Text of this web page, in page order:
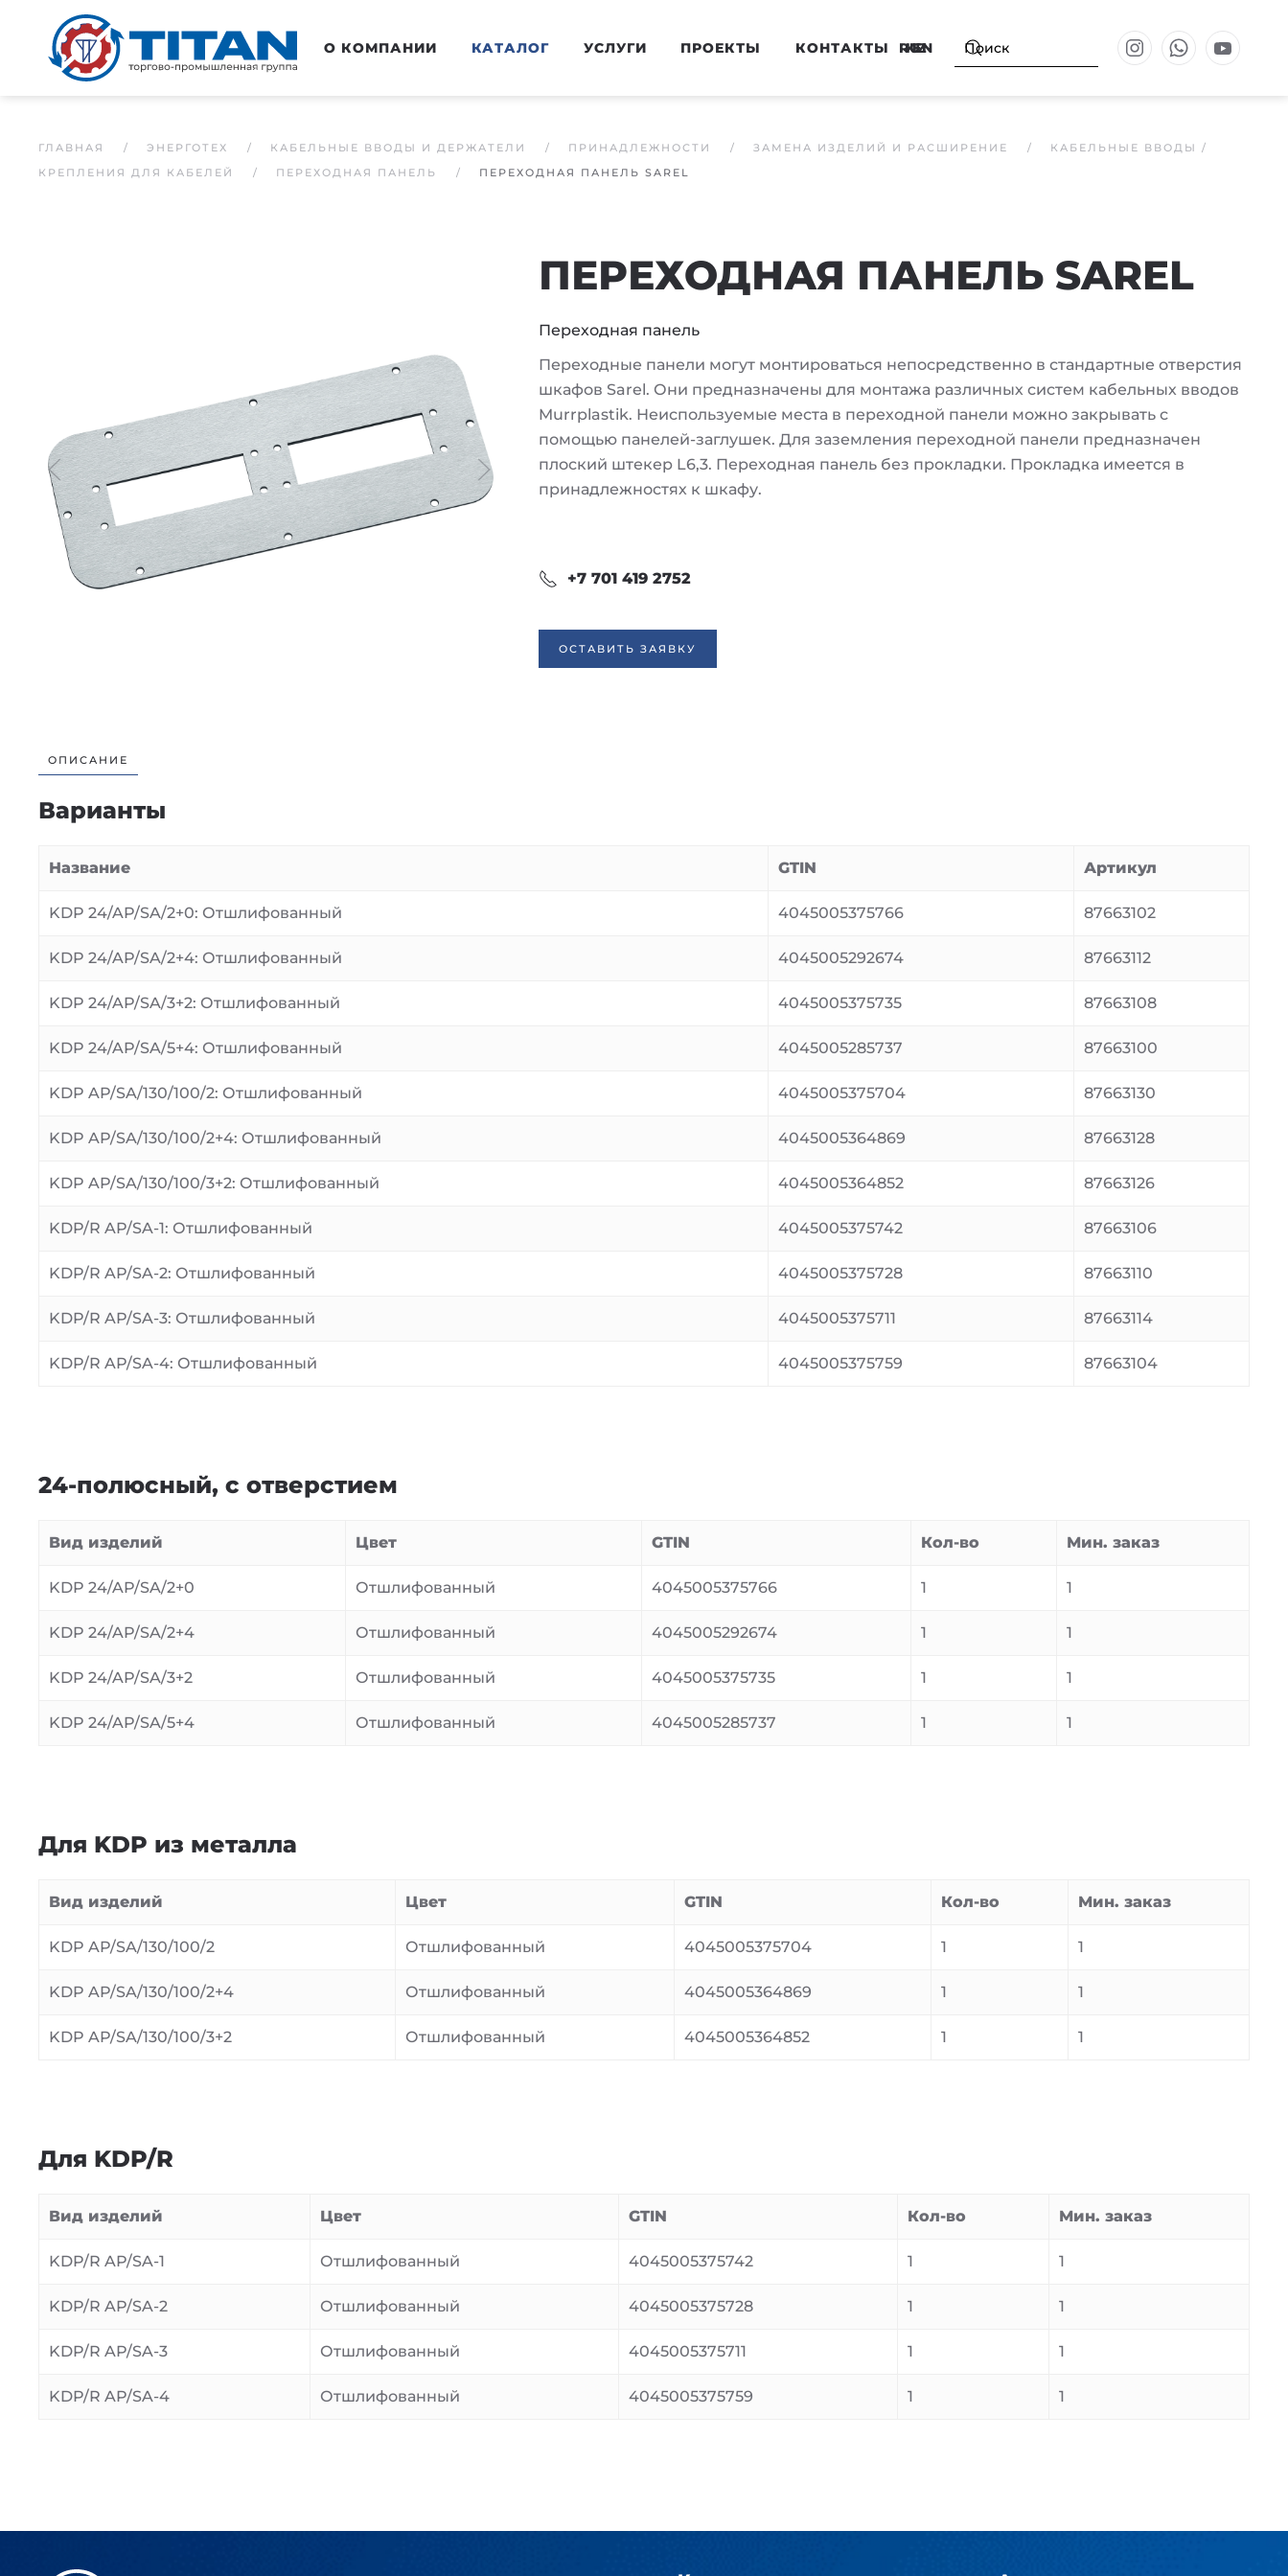
Перейти к основному содержанию О КОМПАНИИ КАТАЛОГ УСЛУГИ ПРОЕКТЫ КОНТАКТЫ RU
KZ
EN
ГЛАВНАЯ ЭНЕРГОТЕХ КАБЕЛЬНЫЕ ВВОДЫ И ДЕРЖАТЕЛИ ПРИНАДЛЕЖНОСТИ ЗАМЕНА ИЗДЕЛИЙ И РАСШИРЕНИЕ
КАБЕЛЬНЫЕ ВВОДЫ /
КРЕПЛЕНИЯ ДЛЯ КАБЕЛЕЙ
ПЕРЕХОДНАЯ ПАНЕЛЬ ПЕРЕХОДНАЯ ПАНЕЛЬ SAREL
ПЕРЕХОДНАЯ ПАНЕЛЬ SAREL
Переходная панель
Переходные панели могут монтироваться непосредственно в стандартные отверстия
шкафов Sarel. Они предназначены для монтажа различных систем кабельных вводов
Murrplastik. Неиспользуемые места в переходной панели можно закрывать с
помощью панелей-заглушек. Для заземления переходной панели предназначен
плоский штекер L6,3. Переходная панель без прокладки. Прокладка имеется в
принадлежностях к шкафу.
+7 701 419 2752
ОСТАВИТЬ ЗАЯВКУ
ОПИСАНИЕ
Варианты
Название GTIN Артикул
KDP 24/AP/SA/2+0: Отшлифованный 4045005375766 87663102
KDP 24/AP/SA/2+4: Отшлифованный 4045005292674 87663112
KDP 24/AP/SA/3+2: Отшлифованный 4045005375735 87663108
KDP 24/AP/SA/5+4: Отшлифованный 4045005285737 87663100
KDP AP/SA/130/100/2: Отшлифованный 4045005375704 87663130
KDP AP/SA/130/100/2+4: Отшлифованный 4045005364869 87663128
KDP AP/SA/130/100/3+2: Отшлифованный 4045005364852 87663126
KDP/R AP/SA-1: Отшлифованный 4045005375742 87663106
KDP/R AP/SA-2: Отшлифованный 4045005375728 87663110
KDP/R AP/SA-3: Отшлифованный 4045005375711 87663114
KDP/R AP/SA-4: Отшлифованный 4045005375759 87663104
24-полюсный, с отверстием
Вид изделий Цвет GTIN Кол-во Мин. заказ
KDP 24/AP/SA/2+0 Отшлифованный 4045005375766 1 1
KDP 24/AP/SA/2+4 Отшлифованный 4045005292674 1 1
KDP 24/AP/SA/3+2 Отшлифованный 4045005375735 1 1
KDP 24/AP/SA/5+4 Отшлифованный 4045005285737 1 1
Для KDP из металла
Вид изделий Цвет GTIN Кол-во Мин. заказ
KDP AP/SA/130/100/2 Отшлифованный 4045005375704 1 1
KDP AP/SA/130/100/2+4 Отшлифованный 4045005364869 1 1
KDP AP/SA/130/100/3+2 Отшлифованный 4045005364852 1 1
Для KDP/R
Вид изделий Цвет GTIN Кол-во Мин. заказ
KDP/R AP/SA-1 Отшлифованный 4045005375742 1 1
KDP/R AP/SA-2 Отшлифованный 4045005375728 1 1
KDP/R AP/SA-3 Отшлифованный 4045005375711 1 1
KDP/R AP/SA-4 Отшлифованный 4045005375759 1 1